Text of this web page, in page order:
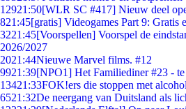
12921:50[WLR SC #417] Nieuw deel
821:45[gratis] Videogames Part 9: Gratis
3221:45[Voorspellen] Voorspel de
2026/2027
2021:44Nieuwe Marvel films. #12
9921:39[NPO1] Het Familiediner #23 -
13421:33FOK!ers die stoppen met
6521:32De neergang van Duitsland als